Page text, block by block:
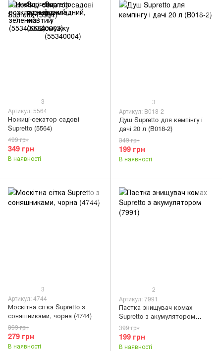
3
Артикул: 5564
Ножиці-секатор садові
Supretto (5564)
349 грн
499 грн
В наявності
3
Артикул: B018-2
Душ Supretto для кемпінгу і
дачі 20 л (B018-2)
199 грн
349 грн
В наявності
3
Артикул: 4744
Москітна сітка Supretto з
соняшниками, чорна (4744)
279 грн
399 грн
В наявності
2
Артикул: 7991
Пастка знищувач комах
Supretto з акумулятором
(7991)
199 грн
399 грн
В наявності